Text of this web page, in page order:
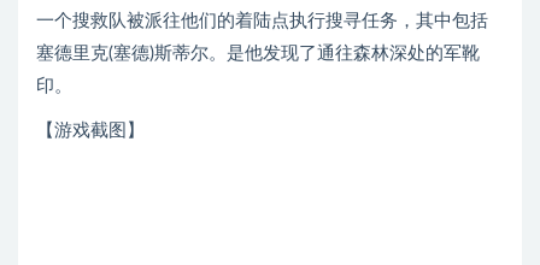
一个搜救队被派往他们的着陆点执行搜寻任务，其中包括
塞德里克(塞德)斯蒂尔。是他发现了通往森林深处的军靴
印。
【游戏截图】